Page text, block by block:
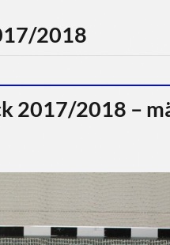
2018
2017/2018 –